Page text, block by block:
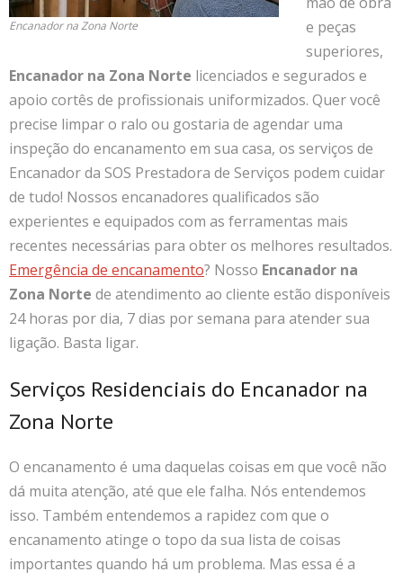
Encanador na Zona Norte
e peças
superiores,
Encanador na Zona Norte licenciados e segurados e
apoio cortês de profissionais uniformizados. Quer você
precise limpar o ralo ou gostaria de agendar uma
inspeção do encanamento em sua casa, os serviços de
Encanador da SOS Prestadora de Serviços podem cuidar
de tudo! Nossos encanadores qualificados são
experientes e equipados com as ferramentas mais
recentes necessárias para obter os melhores resultados.
Emergência de encanamento? Nosso Encanador na
Zona Norte de atendimento ao cliente estão disponíveis
24 horas por dia, 7 dias por semana para atender sua
ligação. Basta ligar.
Serviços Residenciais do Encanador na
Zona Norte
O encanamento é uma daquelas coisas em que você não
dá muita atenção, até que ele falha. Nós entendemos
isso. Também entendemos a rapidez com que o
encanamento atinge o topo da sua lista de coisas
importantes quando há um problema. Mas essa é a